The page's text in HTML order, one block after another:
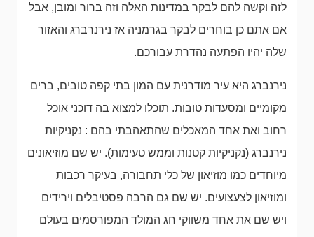
לזה וקשה להם לבקר במדינות האלה וזה ברור ומובן, אבל
אם אתם כן בוחרים לבקר בגרמניה אז נירנרברג והאזור
שלה יהיו הפתעה נהדרת עבורכם.
נירנברג היא עיר מודרנית עם המון בתי קפה טובים, ברים
מקומיים ומסעדות טובות. תוכלו למצוא בה דוכני אוכל
רחוב ואת אחד המאכלים שהתאהבתי בהם : נקניקיות
נירנברג (נקניקיות קטנות וממש טעימות). יש שם מוזיאונים
מיוחדים כמו מוזיאון של כלי תחבורה, בעיקר רכבות
ומוזיאון לצעצועים. יש שם גם הרבה פסטיבלים וירידים
ויש שם את אחד משווקי חג המולד המפורסמים בעולם